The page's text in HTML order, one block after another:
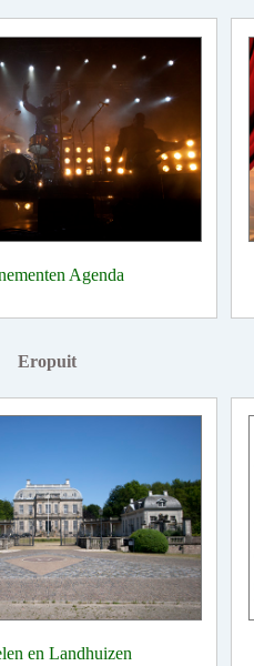
Agenda
Eropuit
en Landhuizen